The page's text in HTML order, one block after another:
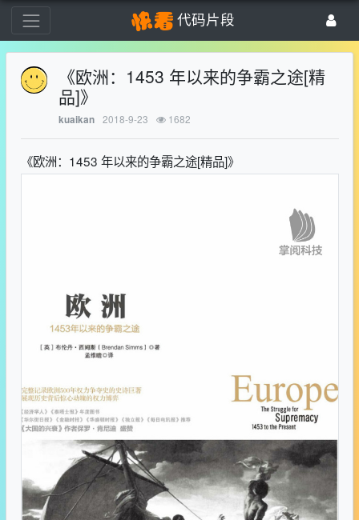
代码片段
《欧洲：1453 年以来的争霸之途[精
品]》
kuaikan 2018-9-23 1682
《欧洲：1453 年以来的争霸之途[精品]》